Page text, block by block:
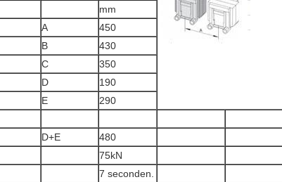
mm
A
450
B
430
C
350
D
190
E 290
D+E
480
75kN
7 seconden.